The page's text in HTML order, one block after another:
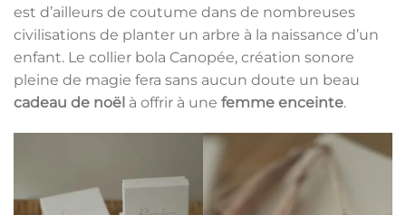
est d’ailleurs de coutume dans de nombreuses
civilisations de planter un arbre à la naissance d’un
enfant. Le collier bola Canopée, création sonore
pleine de magie fera sans aucun doute un beau
cadeau de noël à offrir à une femme enceinte.